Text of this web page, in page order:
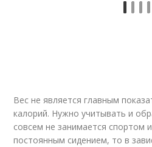
Вес не является главным
калорий. Нужно учитывать и
совсем не занимается спортом
постоянным сидением, то в